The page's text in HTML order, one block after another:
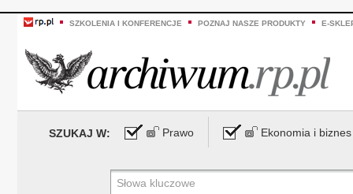
SZKOLENIA I KONFERENCJE POZNAJ NASZE PRODUKTY E-
SZUKAJ W: Prawo Ekonomia i biznes